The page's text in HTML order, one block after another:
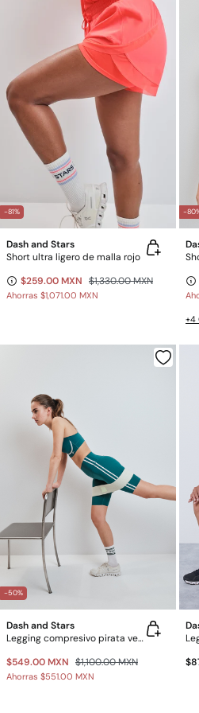
-81%
Dash and Stars
Short ultra ligero de malla rojo
$259.00 MXN $1,330.00 MXN
Ahorras $1,071.00 MXN
-
+4
-50%
Dash and Stars
Legging compresivo pirata verde
$549.00 MXN $1,100.00 MXN
Ahorras $551.00 MXN